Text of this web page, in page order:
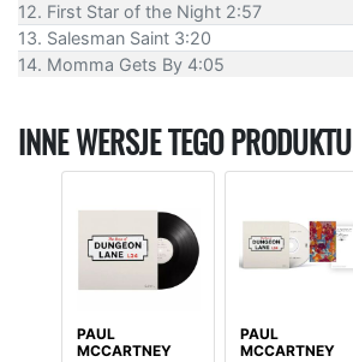
12. First Star of the Night 2:57
13. Salesman Saint 3:20
14. Momma Gets By 4:05
INNE WERSJE TEGO PRODUKTU
PAUL
MCCARTNEY
PAUL
MCCARTNEY